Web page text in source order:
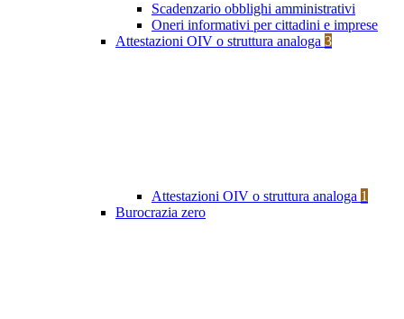
Scadenzario obblighi amministrativi
Oneri informativi per cittadini e imprese
Attestazioni OIV o struttura analoga 3
Attestazioni OIV o struttura analoga 1
Burocrazia zero